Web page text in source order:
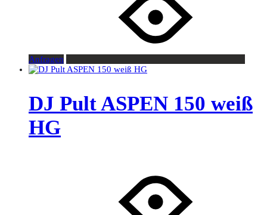
Anfragen
DJ Pult ASPEN 150 weiß
HG